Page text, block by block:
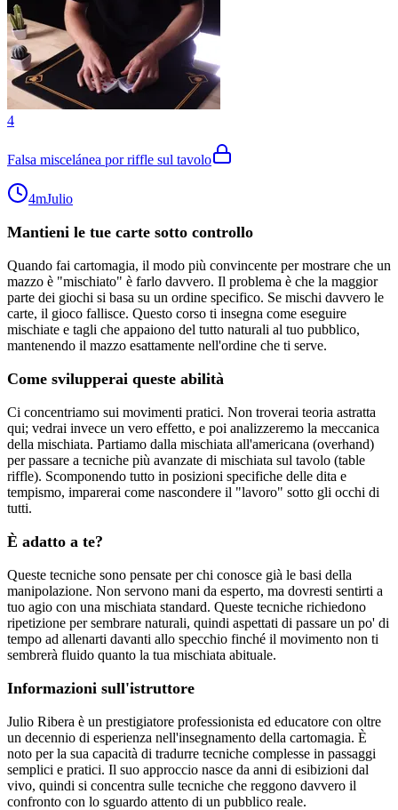
4
Falsa miscelánea por riffle sul tavolo
4mJulio
Mantieni le tue carte sotto controllo
Quando fai cartomagia, il modo più convincente per mostrare che un
mazzo è "mischiato" è farlo davvero. Il problema è che la maggior
parte dei giochi si basa su un ordine specifico. Se mischi davvero le
carte, il gioco fallisce. Questo corso ti insegna come eseguire
mischiate e tagli che appaiono del tutto naturali al tuo pubblico,
mantenendo il mazzo esattamente nell'ordine che ti serve.
Come svilupperai queste abilità
Ci concentriamo sui movimenti pratici. Non troverai teoria astratta
qui; vedrai invece un vero effetto, e poi analizzeremo la meccanica
della mischiata. Partiamo dalla mischiata all'americana (overhand)
per passare a tecniche più avanzate di mischiata sul tavolo (table
riffle). Scomponendo tutto in posizioni specifiche delle dita e
tempismo, imparerai come nascondere il "lavoro" sotto gli occhi di
tutti.
È adatto a te?
Queste tecniche sono pensate per chi conosce già le basi della
manipolazione. Non servono mani da esperto, ma dovresti sentirti a
tuo agio con una mischiata standard. Queste tecniche richiedono
ripetizione per sembrare naturali, quindi aspettati di passare un po' di
tempo ad allenarti davanti allo specchio finché il movimento non ti
sembrerà fluido quanto la tua mischiata abituale.
Informazioni sull'istruttore
Julio Ribera è un prestigiatore professionista ed educatore con oltre
un decennio di esperienza nell'insegnamento della cartomagia. È
noto per la sua capacità di tradurre tecniche complesse in passaggi
semplici e pratici. Il suo approccio nasce da anni di esibizioni dal
vivo, quindi si concentra sulle tecniche che reggono davvero il
confronto con lo sguardo attento di un pubblico reale.